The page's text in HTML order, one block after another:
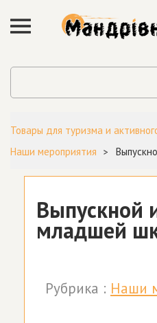
Товары для туризма и
Наши мероприятия
Выпускной
младшей
Рубрика : Наши